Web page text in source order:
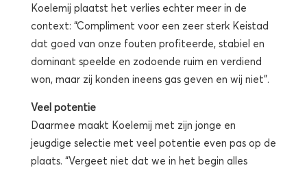
Koelemij plaatst het verlies echter meer in de
context: “Compliment voor een zeer sterk Keistad
dat goed van onze fouten profiteerde, stabiel en
dominant speelde en zodoende ruim en verdiend
won, maar zij konden ineens gas geven en wij niet”.
Veel potentie
Daarmee maakt Koelemij met zijn jonge en
jeugdige selectie met veel potentie even pas op de
plaats. “Vergeet niet dat we in het begin alles